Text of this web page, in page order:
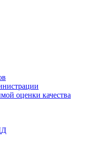
оценки качества